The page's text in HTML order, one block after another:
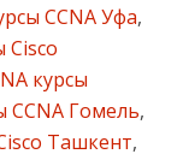
CCNA Уфа,
Cisco
курсы
CCNA Гомель,
Ташкент,